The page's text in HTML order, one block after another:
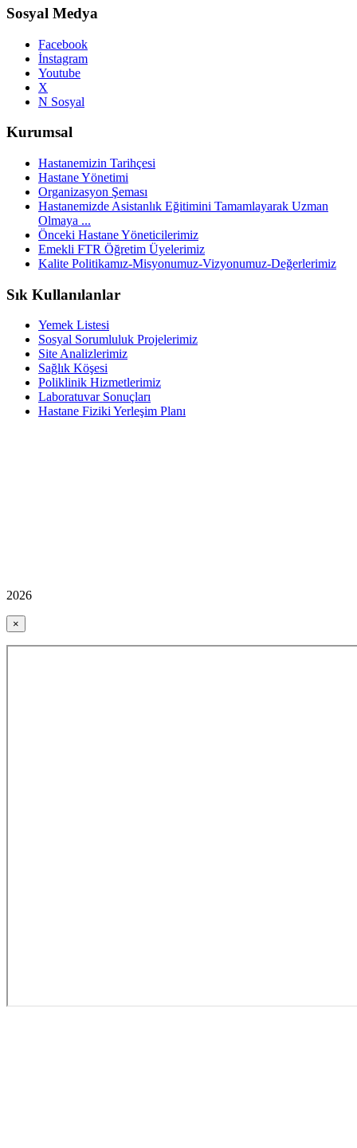
Sosyal Medya
Facebook
İnstagram
Youtube
X
N Sosyal
Kurumsal
Hastanemizin Tarihçesi
Hastane Yönetimi
Organizasyon Şeması
Hastanemizde Asistanlık Eğitimini Tamamlayarak Uzman
Olmaya ...
Önceki Hastane Yöneticilerimiz
Emekli FTR Öğretim Üyelerimiz
Kalite Politikamız-Misyonumuz-Vizyonumuz-Değerlerimiz
Sık Kullanılanlar
Yemek Listesi
Sosyal Sorumluluk Projelerimiz
Site Analizlerimiz
Sağlık Köşesi
Poliklinik Hizmetlerimiz
Laboratuvar Sonuçları
Hastane Fiziki Yerleşim Planı
2026
×